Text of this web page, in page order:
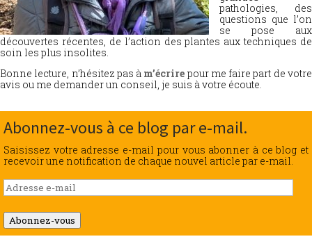
pathologies, des
questions que l’on
se pose aux
découvertes récentes, de l’action des plantes aux techniques de
soin les plus insolites.
Bonne lecture, n’hésitez pas à m’écrire pour me faire part de votre
avis ou me demander un conseil, je suis à votre écoute.
Abonnez-vous à ce blog par e-mail.
Saisissez votre adresse e-mail pour vous abonner à ce blog et
recevoir une notification de chaque nouvel article par e-mail.
Adresse
e-
mail
Abonnez-vous